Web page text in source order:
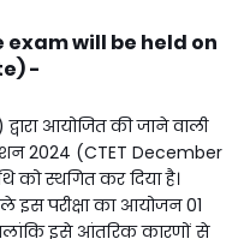
exam will be held on
-
द्वारा आयोजित की जाने वाली
सेशन 2024 (CTET December
को स्थगित कर दिया है।
परीक्षा का आयोजन 01
इसे आंतरिक कारणों से